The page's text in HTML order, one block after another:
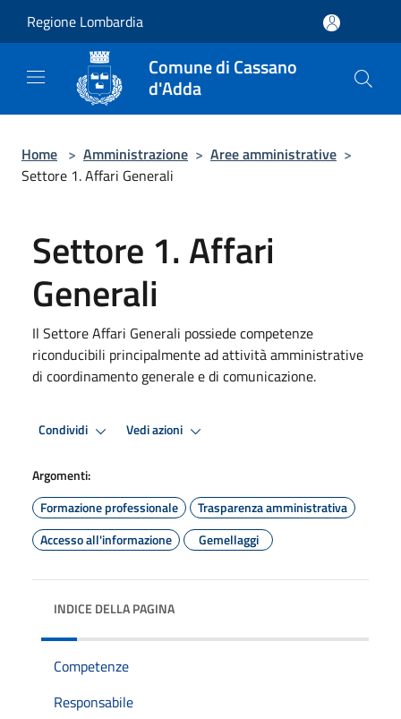
Regione Lombardia
Comune di Cassano
d'Adda
Home > Amministrazione > Aree amministrative >
Settore 1. Affari Generali
Settore 1. Affari
Generali
Il Settore Affari Generali possiede competenze
riconducibili principalmente ad attività amministrative
di coordinamento generale e di comunicazione.
Condividi Vedi azioni
Argomenti:
Formazione professionale
Trasparenza amministrativa
Accesso all'informazione
Gemellaggi
INDICE DELLA PAGINA
Competenze
Responsabile